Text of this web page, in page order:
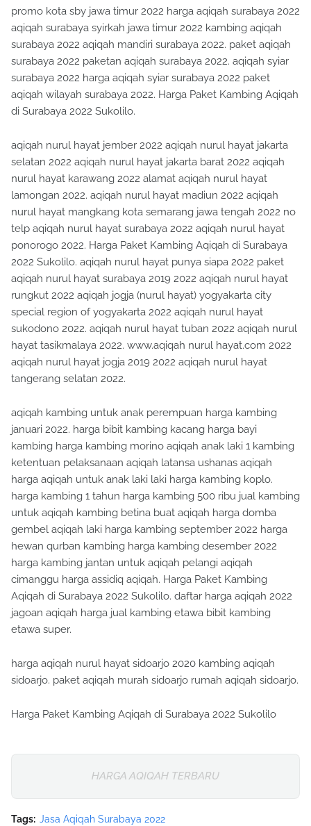
promo kota sby jawa timur 2022 harga aqiqah surabaya 2022
aqiqah surabaya syirkah jawa timur 2022 kambing aqiqah
surabaya 2022 aqiqah mandiri surabaya 2022. paket aqiqah
surabaya 2022 paketan aqiqah surabaya 2022. aqiqah syiar
surabaya 2022 harga aqiqah syiar surabaya 2022 paket
aqiqah wilayah surabaya 2022. Harga Paket Kambing Aqiqah
di Surabaya 2022 Sukolilo.
aqiqah nurul hayat jember 2022 aqiqah nurul hayat jakarta
selatan 2022 aqiqah nurul hayat jakarta barat 2022 aqiqah
nurul hayat karawang 2022 alamat aqiqah nurul hayat
lamongan 2022. aqiqah nurul hayat madiun 2022 aqiqah
nurul hayat mangkang kota semarang jawa tengah 2022 no
telp aqiqah nurul hayat surabaya 2022 aqiqah nurul hayat
ponorogo 2022. Harga Paket Kambing Aqiqah di Surabaya
2022 Sukolilo. aqiqah nurul hayat punya siapa 2022 paket
aqiqah nurul hayat surabaya 2019 2022 aqiqah nurul hayat
rungkut 2022 aqiqah jogja (nurul hayat) yogyakarta city
special region of yogyakarta 2022 aqiqah nurul hayat
sukodono 2022. aqiqah nurul hayat tuban 2022 aqiqah nurul
hayat tasikmalaya 2022. www.aqiqah nurul hayat.com 2022
aqiqah nurul hayat jogja 2019 2022 aqiqah nurul hayat
tangerang selatan 2022.
aqiqah kambing untuk anak perempuan harga kambing
januari 2022. harga bibit kambing kacang harga bayi
kambing harga kambing morino aqiqah anak laki 1 kambing
ketentuan pelaksanaan aqiqah latansa ushanas aqiqah
harga aqiqah untuk anak laki laki harga kambing koplo.
harga kambing 1 tahun harga kambing 500 ribu jual kambing
untuk aqiqah kambing betina buat aqiqah harga domba
gembel aqiqah laki harga kambing september 2022 harga
hewan qurban kambing harga kambing desember 2022
harga kambing jantan untuk aqiqah pelangi aqiqah
cimanggu harga assidiq aqiqah. Harga Paket Kambing
Aqiqah di Surabaya 2022 Sukolilo. daftar harga aqiqah 2022
jagoan aqiqah harga jual kambing etawa bibit kambing
etawa super.
harga aqiqah nurul hayat sidoarjo 2020 kambing aqiqah
sidoarjo. paket aqiqah murah sidoarjo rumah aqiqah sidoarjo.
Harga Paket Kambing Aqiqah di Surabaya 2022 Sukolilo
HARGA AQIQAH TERBARU
Tags: Jasa Aqiqah Surabaya 2022